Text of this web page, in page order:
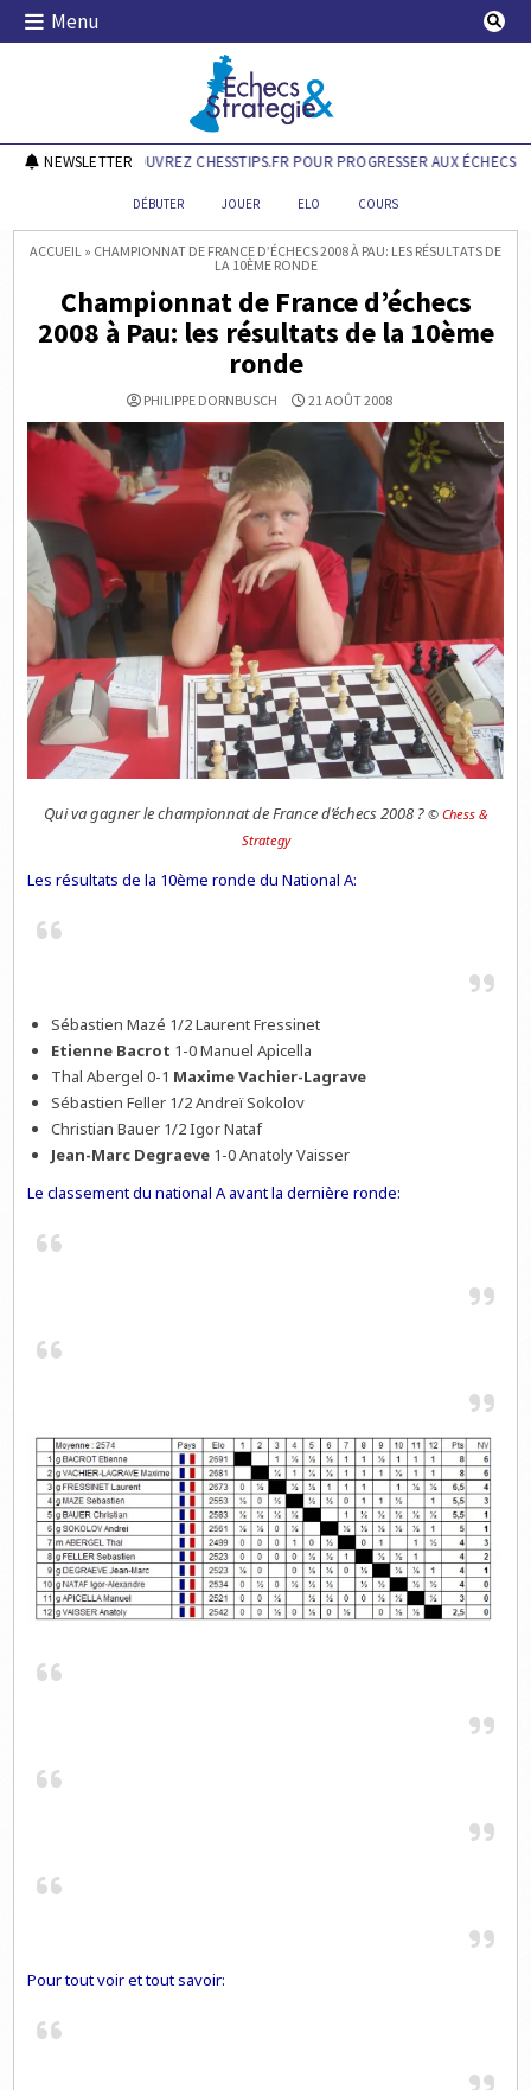
Skip
Menu
Echecs & Stratégie
NEWSLETTERDÉCOUVREZ CHESSTIPS.FR POUR PROGRESSER AUX ÉCHECS !
DÉBUTER JOUER ELO COURS
ACCUEIL » CHAMPIONNAT DE FRANCE D’ÉCHECS 2008 À PAU: LES RÉSULTATS DE
LA 10ÈME RONDE
Championnat de France d’échecs
2008 à Pau: les résultats de la 10ème
ronde
PHILIPPE DORNBUSCH 21 AOÛT 2008
Qui va gagner le championnat de France d’échecs 2008 ? © Chess &
Strategy
Les résultats de la 10ème ronde du National A:
Sébastien Mazé 1/2 Laurent Fressinet
Etienne Bacrot 1-0 Manuel Apicella
Thal Abergel 0-1 Maxime Vachier-Lagrave
Sébastien Feller 1/2 Andreï Sokolov
Christian Bauer 1/2 Igor Nataf
Jean-Marc Degraeve 1-0 Anatoly Vaisser
Le classement du national A avant la dernière ronde:
Pour tout voir et tout savoir: